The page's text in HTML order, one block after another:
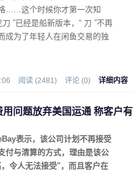
……这个时候你才第一次知
”已经是船新版本，“ 刀 ”不再
成为了年轻人在闲鱼交易的独
阅读 (2481) 评论 (0) 详细内容
问题放弃美国运通 称客户有
表示，该公司计划不再接受
付与清算的方式，理由是该公
令人无法接受"，而且客户在